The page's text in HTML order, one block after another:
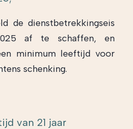
de dienstbetrekkingseis
af te schaffen, en
minimum leeftijd voor
schenking.
van 21 jaar